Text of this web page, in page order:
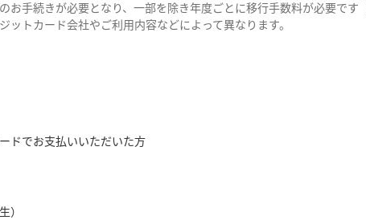
手続きが必要となり、一部を除き年度ごとに移行手数料が必要です
トカード会社やご利用内容などによって異なります。
ドでお支払いいただいた方
）